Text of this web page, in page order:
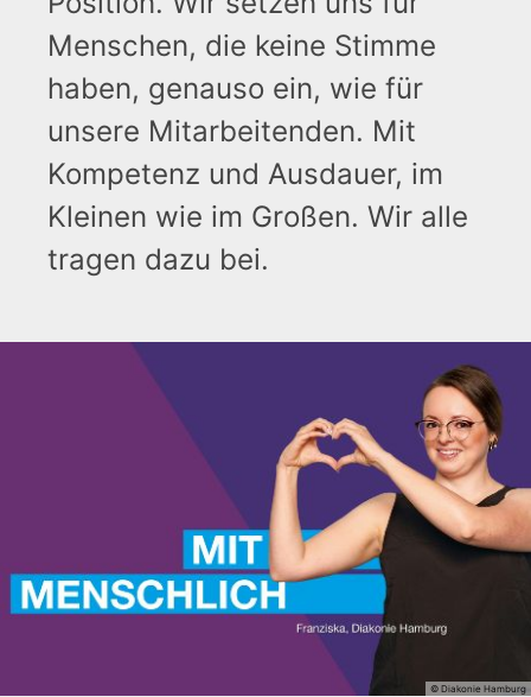
Menschen, die keine Stimme
haben, genauso ein, wie für
unsere Mitarbeitenden. Mit
Kompetenz und Ausdauer, im
Kleinen wie im Großen. Wir alle
tragen dazu bei.
© Diakonie Hamburg